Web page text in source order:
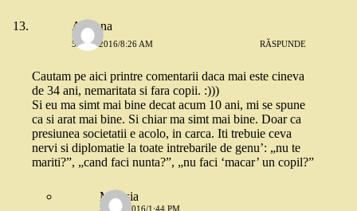
Adriana
5 MAI 2016/8:26 AM RĂSPUNDE
Cautam pe aici printre comentarii daca mai este cineva
de 34 ani, nemaritata si fara copii. :)))
Si eu ma simt mai bine decat acum 10 ani, mi se spune
ca si arat mai bine. Si chiar ma simt mai bine. Doar ca
presiunea societatii e acolo, in carca. Iti trebuie ceva
nervi si diplomatie la toate intrebarile de genu’: „nu te
mariti?”, „cand faci nunta?”, „nu faci ‘macar’ un copil?”
Micasia
5 MAI 2016/1:44 PM